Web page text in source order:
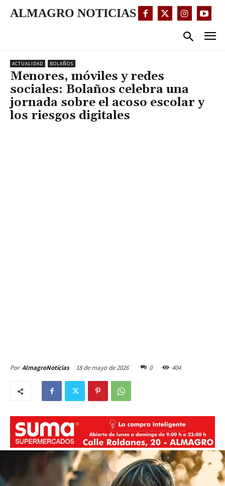
ALMAGRO NOTICIAS
ACTUALIDAD BOLAÑOS
Menores, móviles y redes
sociales: Bolaños celebra una
jornada sobre el acoso escolar y
los riesgos digitales
Por AlmagroNoticias 18 de mayo de 2026 0 404